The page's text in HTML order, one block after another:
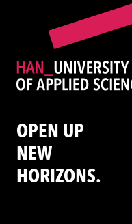
OPEN UP
NEW
HORIZONS.